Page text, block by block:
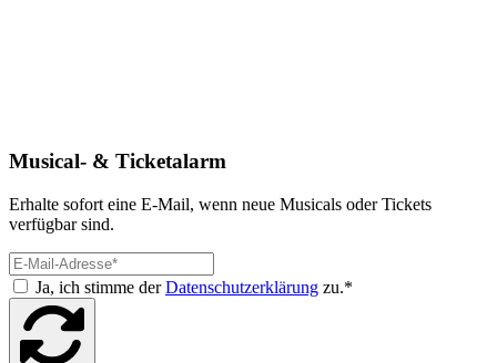
Musical- & Ticketalarm
Erhalte sofort eine E-Mail, wenn neue Musicals oder Tickets
verfügbar sind.
Ja, ich stimme derDatenschutzerklärung zu.*